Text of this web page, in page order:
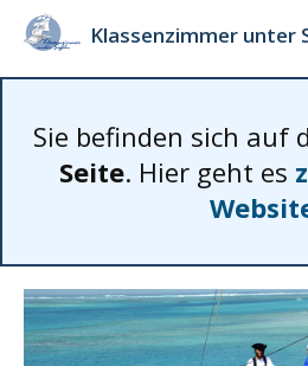
Klassenzimmer unter
Sie befinden sich auf
Seite. Hier geht es